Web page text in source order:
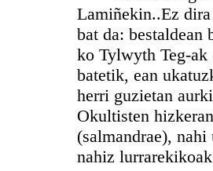
Lamiñekin..Ez
bat da: bestaldean
ko Tylwyth Teg-ak
batetik, ean
herri guzietan
Okultisten
(salmandrae),
nahiz